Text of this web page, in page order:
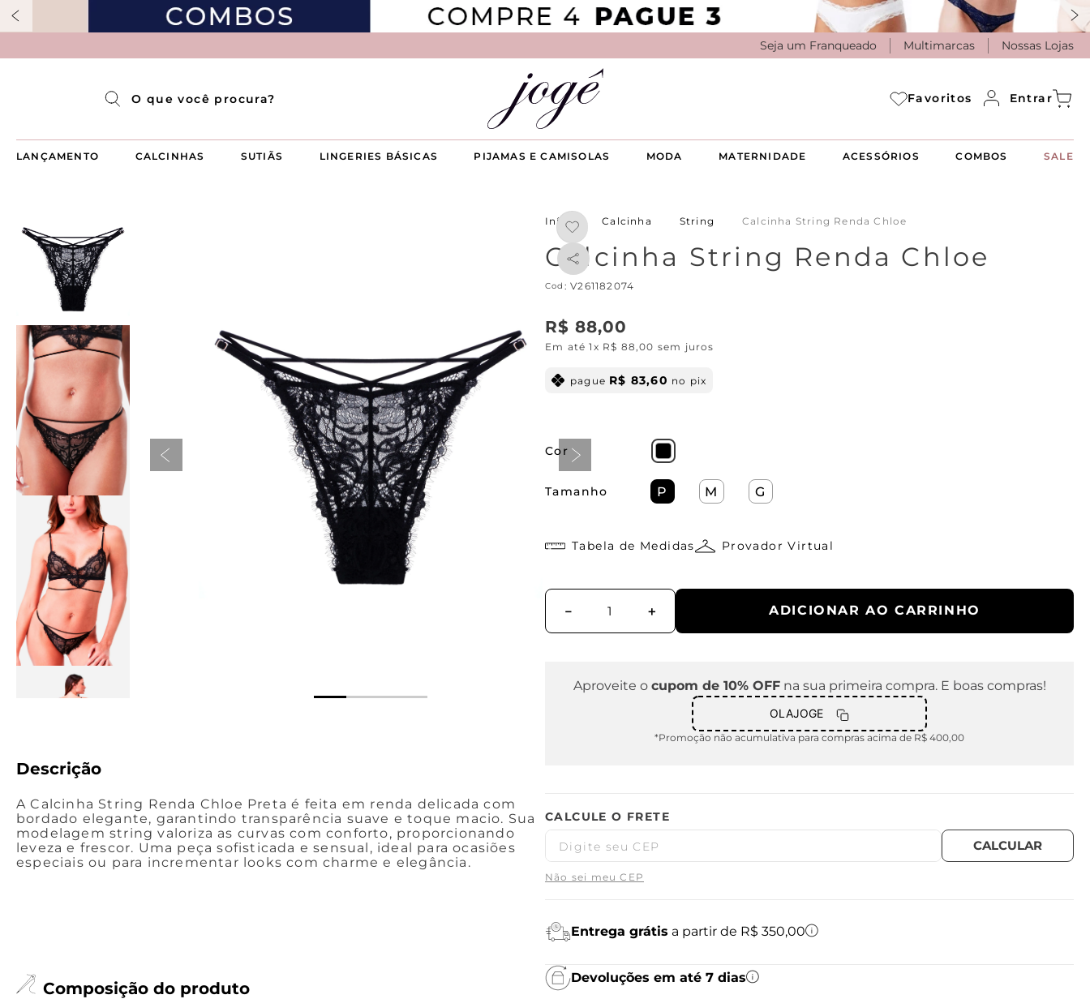
Seja um Franqueado Multimarcas Nossas Lojas
Favoritos Entrar
LANÇAMENTO CALCINHAS SUTIÃS LINGERIES BÁSICAS PIJAMAS E CAMISOLAS MODA MATERNIDADE ACESSÓRIOS COMBOS SALE
Pijama Longo Americado Aberto Luma
Pijama Capri Aberto
Pijama Curto Aberto
Descrição
A Calcinha String Renda Chloe Preta é feita em renda delicada com
bordado elegante, garantindo transparência suave e toque macio. Sua
modelagem string valoriza as curvas com conforto, proporcionando
leveza e frescor. Uma peça sofisticada e sensual, ideal para ocasiões
especiais ou para incrementar looks com charme e elegância.
Composição do produto
Calcinha String Calcinha String Renda Chloe
Calcinha String Renda Chloe
: V261182074
R$ 88,00
Em até1 x R$ 88,00 sem juros
pague R$ 83,60 no pix
Cor
Tamanho P M G
Provador Virtual
Tabela de Medidas
＋
－ ADICIONAR AO CARRINHO
Aproveite o cupom de 10% OFFna sua primeira compra. E boas compras!
OLAJOGE
*Promoção não acumulativa para compras acima de R$ 400,00
Não sei meu CEP
Entrega grátis a partir de R$ 350,00
Devoluções em até 7 dias